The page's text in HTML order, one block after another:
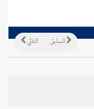
التالي السابق